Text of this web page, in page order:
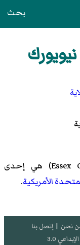
بحث
: Essex County) هي إحدى
الأمريكية.
نحن | إتصل بنا
3.0